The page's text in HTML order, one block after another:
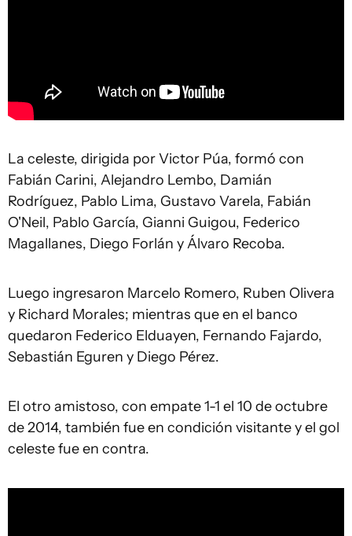
La celeste, dirigida por Victor Púa, formó con
Fabián Carini, Alejandro Lembo, Damián
Rodríguez, Pablo Lima, Gustavo Varela, Fabián
O'Neil, Pablo García, Gianni Guigou, Federico
Magallanes, Diego Forlán y Álvaro Recoba.
Luego ingresaron Marcelo Romero, Ruben Olivera
y Richard Morales; mientras que en el banco
quedaron Federico Elduayen, Fernando Fajardo,
Sebastián Eguren y Diego Pérez.
El otro amistoso, con empate 1-1 el 10 de octubre
de 2014, también fue en condición visitante y el gol
celeste fue en contra.